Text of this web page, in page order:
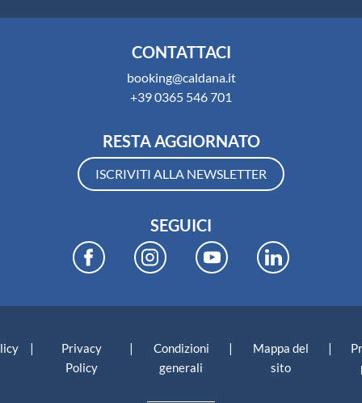
CONTATTACI
booking@caldana.it
+39 0365 546 701
RESTA AGGIORNATO
ISCRIVITI ALLA NEWSLETTER
SEGUICI
|
Privacy
Policy
|
Condizioni
generali
|
Mappa del
sito
|